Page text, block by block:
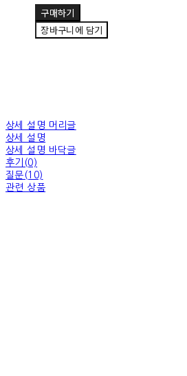
구매하기
장바구니에 담기
상세 설명 머리글
상세 설명
상세 설명 바닥글
후기(0)
질문(10)
관련 상품